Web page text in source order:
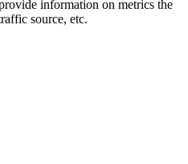
information on metrics the
source, etc.